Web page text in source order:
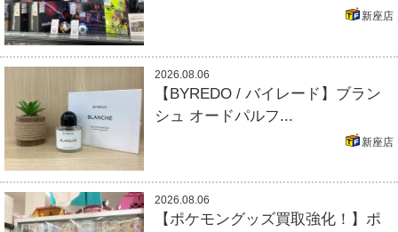
新座店
2026.08.06
【BYREDO / バイレード】ブラン
シュ オードパルフ...
新座店
2026.08.06
【ポケモングッズ買取強化！】ポ